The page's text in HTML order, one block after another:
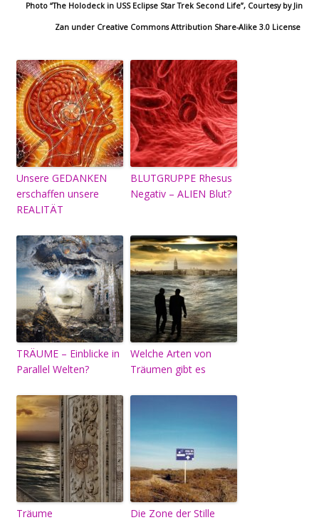
Photo “The Holodeck in USS Eclipse Star Trek Second Life”, Courtesy by Jin
Zan under Creative Commons Attribution Share-Alike 3.0 License
Unsere GEDANKEN
erschaffen unsere
REALITÄT
BLUTGRUPPE Rhesus
Negativ – ALIEN Blut?
TRÄUME – Einblicke in
Parallel Welten?
Welche Arten von
Träumen gibt es
Träume Die Zone der Stille